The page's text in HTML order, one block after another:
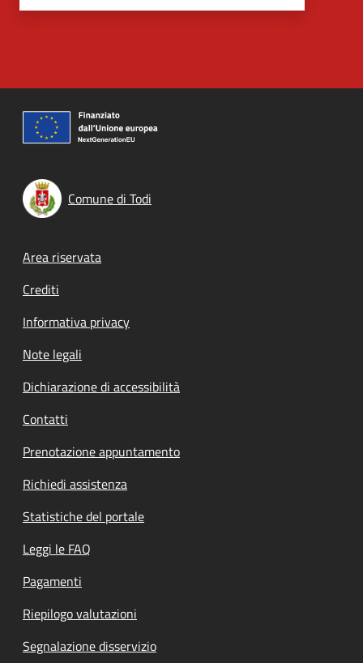
Comune di Todi
Footer menu
Area riservata
Crediti
Informativa privacy
Note legali
Dichiarazione di accessibilità
Contatti
Prenotazione appuntamento
Richiedi assistenza
Statistiche del portale
Leggi le FAQ
Pagamenti
Riepilogo valutazioni
Segnalazione disservizio